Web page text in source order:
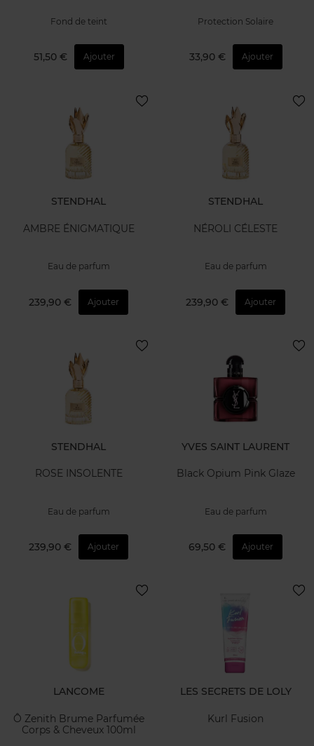
Fond de teint
51,50 € Ajouter
Protection Solaire
33,90 € Ajouter
STENDHAL
AMBRE ÉNIGMATIQUE
Eau de parfum
239,90 € Ajouter
STENDHAL
NÉROLI CÉLESTE
Eau de parfum
239,90 € Ajouter
STENDHAL
ROSE INSOLENTE
Eau de parfum
239,90 € Ajouter
YVES SAINT LAURENT
Black Opium Pink Glaze
Eau de parfum
69,50 € Ajouter
LANCOME
Ô Zenith Brume Parfumée
Corps & Cheveux 100ml
LES SECRETS DE LOLY
Kurl Fusion